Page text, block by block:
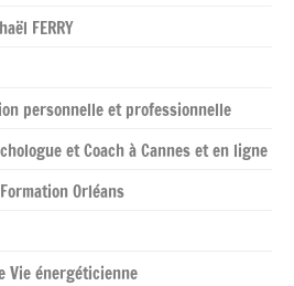
FERRY
personnelle et professionnelle
et Coach à Cannes et en ligne
Orléans
Vie énergéticienne